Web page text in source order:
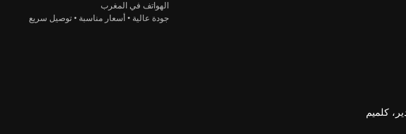
الهواتف في المغرب
جودة عالية • أسعار مناسبة • توصيل سريع